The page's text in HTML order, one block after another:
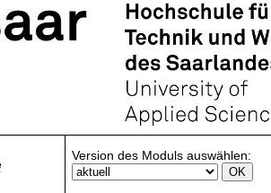
Version des Moduls auswählen: